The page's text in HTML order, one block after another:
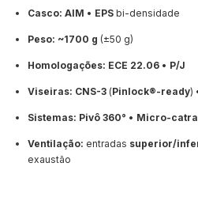
Casco: AIM • EPS bi-densidade
Peso: ~1700 g (±50 g)
Homologações: ECE 22.06 • P/J
Viseiras: CNS-3 (Pinlock®-ready)
Sistemas: Pivô 360° • Micro-
Ventilação: entradas superior/
exaustão